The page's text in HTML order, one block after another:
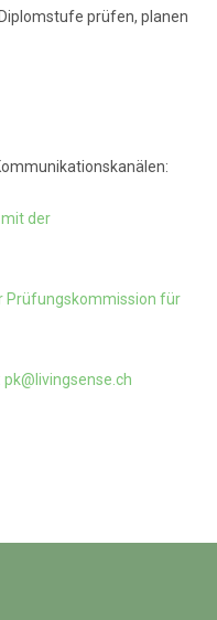
prüfen, planen
der
Prüfungskommission für
pk@livingsense.ch